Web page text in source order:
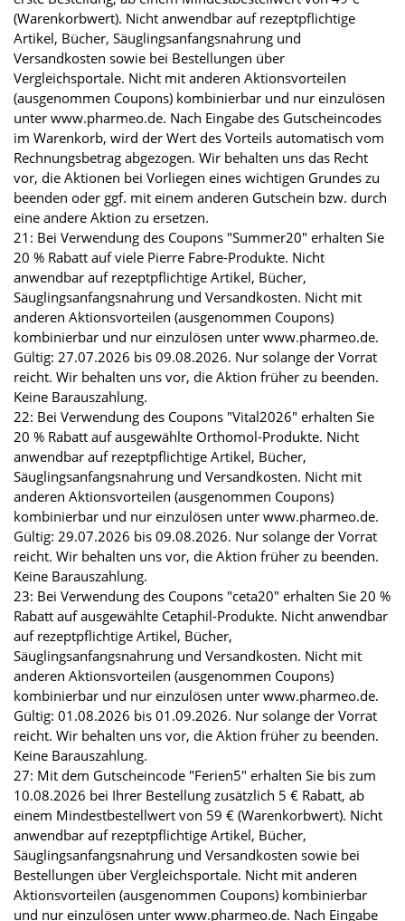
(Warenkorbwert). Nicht anwendbar auf rezeptpflichtige
Artikel, Bücher, Säuglingsanfangsnahrung und
Versandkosten sowie bei Bestellungen über
Vergleichsportale. Nicht mit anderen Aktionsvorteilen
(ausgenommen Coupons) kombinierbar und nur einzulösen
unter www.pharmeo.de. Nach Eingabe des Gutscheincodes
im Warenkorb, wird der Wert des Vorteils automatisch vom
Rechnungsbetrag abgezogen. Wir behalten uns das Recht
vor, die Aktionen bei Vorliegen eines wichtigen Grundes zu
beenden oder ggf. mit einem anderen Gutschein bzw. durch
eine andere Aktion zu ersetzen.
21: Bei Verwendung des Coupons "Summer20" erhalten Sie
20 % Rabatt auf viele Pierre Fabre-Produkte. Nicht
anwendbar auf rezeptpflichtige Artikel, Bücher,
Säuglingsanfangsnahrung und Versandkosten. Nicht mit
anderen Aktionsvorteilen (ausgenommen Coupons)
kombinierbar und nur einzulösen unter www.pharmeo.de.
Gültig: 27.07.2026 bis 09.08.2026. Nur solange der Vorrat
reicht. Wir behalten uns vor, die Aktion früher zu beenden.
Keine Barauszahlung.
22: Bei Verwendung des Coupons "Vital2026" erhalten Sie
20 % Rabatt auf ausgewählte Orthomol-Produkte. Nicht
anwendbar auf rezeptpflichtige Artikel, Bücher,
Säuglingsanfangsnahrung und Versandkosten. Nicht mit
anderen Aktionsvorteilen (ausgenommen Coupons)
kombinierbar und nur einzulösen unter www.pharmeo.de.
Gültig: 29.07.2026 bis 09.08.2026. Nur solange der Vorrat
reicht. Wir behalten uns vor, die Aktion früher zu beenden.
Keine Barauszahlung.
23: Bei Verwendung des Coupons "ceta20" erhalten Sie 20 %
Rabatt auf ausgewählte Cetaphil-Produkte. Nicht anwendbar
auf rezeptpflichtige Artikel, Bücher,
Säuglingsanfangsnahrung und Versandkosten. Nicht mit
anderen Aktionsvorteilen (ausgenommen Coupons)
kombinierbar und nur einzulösen unter www.pharmeo.de.
Gültig: 01.08.2026 bis 01.09.2026. Nur solange der Vorrat
reicht. Wir behalten uns vor, die Aktion früher zu beenden.
Keine Barauszahlung.
27: Mit dem Gutscheincode "Ferien5" erhalten Sie bis zum
10.08.2026 bei Ihrer Bestellung zusätzlich 5 € Rabatt, ab
einem Mindestbestellwert von 59 € (Warenkorbwert). Nicht
anwendbar auf rezeptpflichtige Artikel, Bücher,
Säuglingsanfangsnahrung und Versandkosten sowie bei
Bestellungen über Vergleichsportale. Nicht mit anderen
Aktionsvorteilen (ausgenommen Coupons) kombinierbar
und nur einzulösen unter www.pharmeo.de. Nach Eingabe